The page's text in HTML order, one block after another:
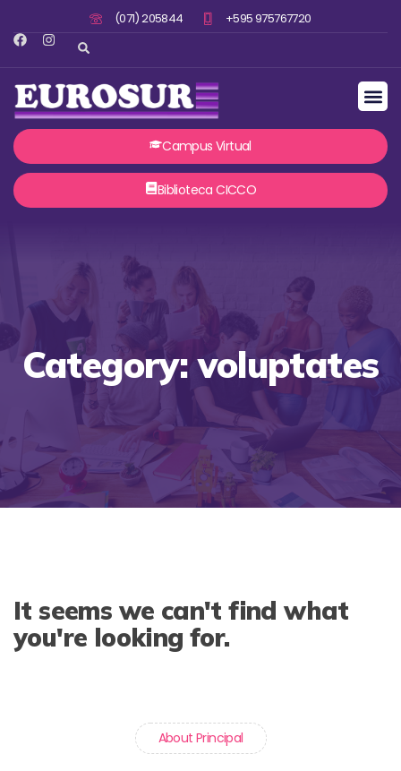
(071) 205844 +595 975767720
Campus Virtual
Biblioteca CICCO
Category: voluptates
It seems we can't find what
you're looking for.
About Principal